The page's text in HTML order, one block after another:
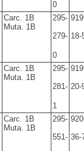
0
Carc. 1B
Muta. 1B
295-
279-
0
18-
Carc. 1B
Muta. 1B
295-
281-
1
20-
Carc. 1B
Muta. 1B
295-
551- 36-